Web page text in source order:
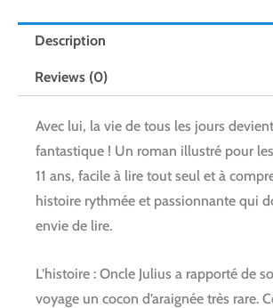
Description
Reviews (0)
Avec lui, la vie de tous les jours
fantastique ! Un roman illustré pour
11 ans, facile à lire tout seul et à
histoire rythmée et passionnante qui
envie de lire.
L’histoire : Oncle Julius a rapporté de
voyage un cocon d’araignée très rare.